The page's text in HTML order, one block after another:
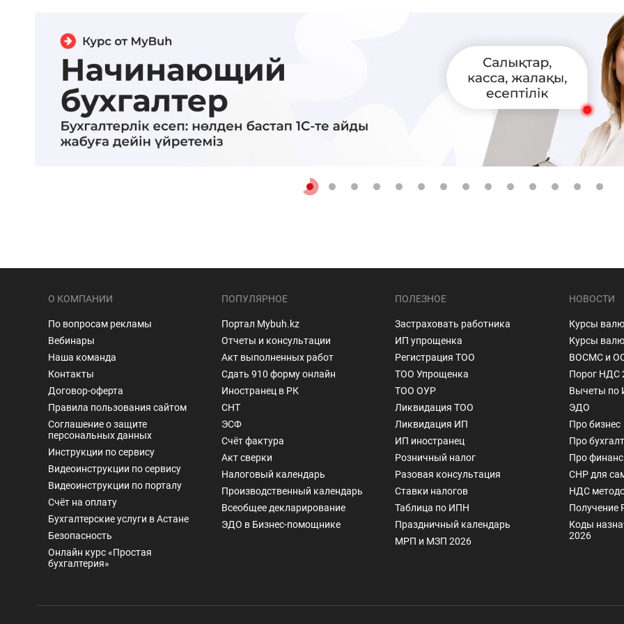
О КОМПАНИИ
По вопросам рекламы
Вебинары
Наша команда
Контакты
Договор-оферта
Правила пользования сайтом
Соглашение о защите
персональных данных
Инструкции по сервису
Видеоинструкции по сервису
Видеоинструкции по порталу
Счёт на оплату
Бухгалтерские услуги в Астане
Безопасность
Онлайн курс «Простая
бухгалтерия»
ПОПУЛЯРНОЕ
Портал Mybuh.kz
Отчеты и консультации
Акт выполненных работ
Сдать 910 форму онлайн
Иностранец в РК
СНТ
ЭСФ
Счёт фактура
Акт сверки
Налоговый календарь
Производственный календарь
Всеобщее декларирование
ЭДО в Бизнес-помощнике
ПОЛЕЗНОЕ
Застраховать работника
ИП упрощенка
Регистрация ТОО
ТОО Упрощенка
ТОО ОУР
Ликвидация ТОО
Ликвидация ИП
ИП иностранец
Розничный налог
Разовая консультация
Ставки налогов
Таблица по ИПН
Праздничный календарь
МРП и МЗП 2026
НОВОСТИ
Курсы
Курсы
ВОСМС и
Порог НДС
Вычеты по
ЭДО
Про бизнес
Про
Про
СНР для
НДС
Получение
Коды
2026